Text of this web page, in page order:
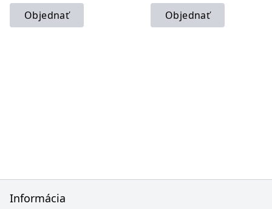
Objednať
Objednať
Informácia